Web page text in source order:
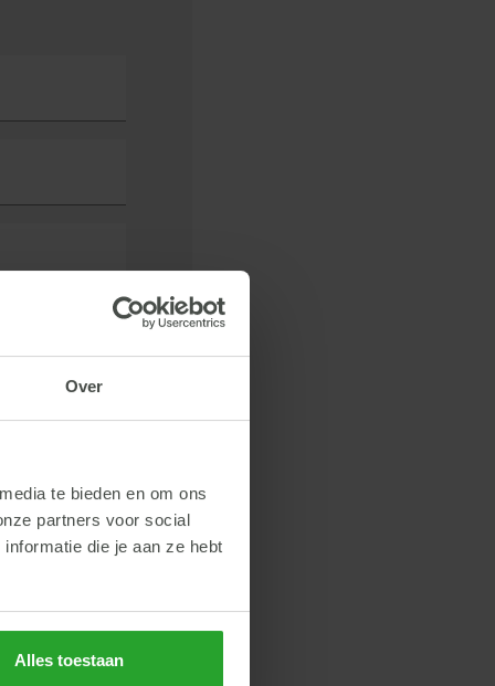
Over
te bieden en om ons
partners voor social
die je aan ze hebt
Alles toestaan